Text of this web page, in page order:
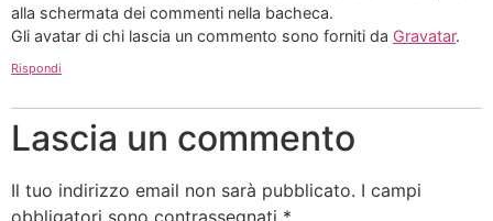
alla schermata dei commenti nella bacheca.
Gli avatar di chi lascia un commento sono forniti da Gravatar.
Rispondi
Lascia un commento
Il tuo indirizzo email non sarà pubblicato. I campi